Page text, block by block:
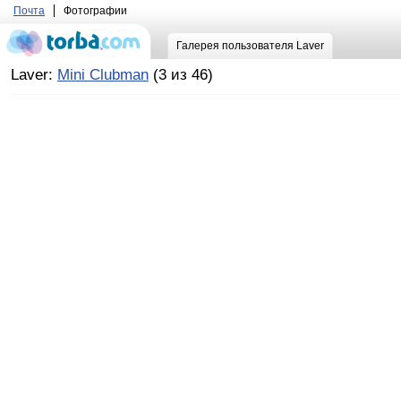
Почта Фотографии
Галерея пользователя Laver
Laver: Mini Clubman (3 из 46)